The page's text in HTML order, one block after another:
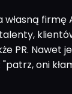
własną firmę
PR. Nawet
oni